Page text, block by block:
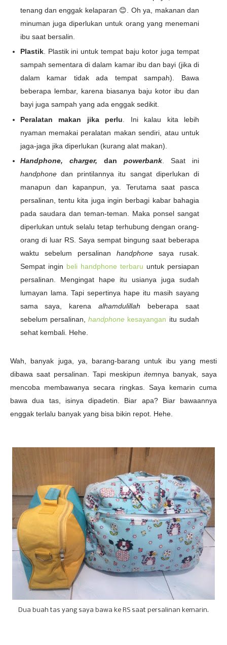
tenang dan enggak kelaparan 😊. Oh ya, makanan dan
minuman juga diperlukan untuk orang yang menemani
ibu saat bersalin.
Plastik. Plastik ini untuk tempat baju kotor juga tempat
sampah sementara di dalam kamar ibu dan bayi (jika di
dalam kamar tidak ada tempat sampah). Bawa
beberapa lembar, karena biasanya baju kotor ibu dan
bayi juga sampah yang ada enggak sedikit.
Peralatan makan jika perlu . Ini kalau kita lebih
nyaman memakai peralatan makan sendiri, atau untuk
jaga-jaga jika diperlukan (kurang alat makan).
Handphone, charger, dan powerbank. Saat ini
handphone dan printilannya itu sangat diperlukan di
manapun dan kapanpun, ya. Terutama saat pasca
persalinan, tentu kita juga ingin berbagi kabar bahagia
pada saudara dan teman-teman. Maka ponsel sangat
diperlukan untuk selalu tetap terhubung dengan orang-
orang di luar RS. Saya sempat bingung saat beberapa
waktu sebelum persalinan handphone saya rusak.
Sempat ingin beli handphone terbaru untuk persiapan
persalinan. Mengingat hape itu usianya juga sudah
lumayan lama. Tapi sepertinya hape itu masih sayang
sama saya, karenaalhamdulillah beberapa saat
sebelum persalinan,handphone kesayangan itu sudah
sehat kembali. Hehe.
Wah, banyak juga, ya, barang-barang untuk ibu yang mesti
dibawa saat persalinan. Tapi meskipun itemnya banyak, saya
mencoba membawanya secara ringkas. Saya kemarin cuma
bawa dua tas, isinya dipadetin. Biar apa? Biar bawaannya
enggak terlalu banyak yang bisa bikin repot. Hehe.
Dua buah tas yang saya bawa ke RS saat persalinan kemarin.